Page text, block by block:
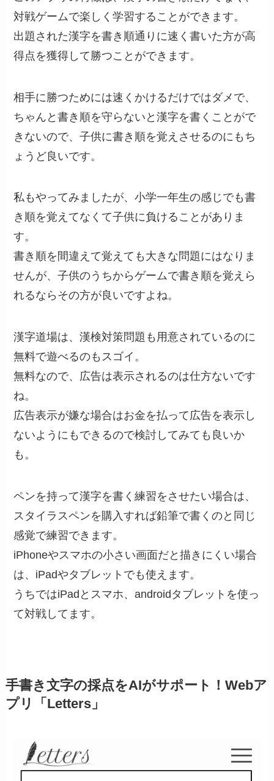
対戦ゲームで楽しく学習することができます。
出題された漢字を書き順通りに速く書いた方が高
得点を獲得して勝つことができます。
相手に勝つためには速くかけるだけではダメで、
ちゃんと書き順を守らないと漢字を書くことがで
きないので、子供に書き順を覚えさせるのにもち
ょうど良いです。
私もやってみましたが、小学一年生の感じでも書
き順を覚えてなくて子供に負けることがありま
す。
書き順を間違えて覚えても大きな問題にはなりま
せんが、子供のうちからゲームで書き順を覚えら
れるならその方が良いですよね。
漢字道場は、漢検対策問題も用意されているのに
無料で遊べるのもスゴイ。
無料なので、広告は表示されるのは仕方ないです
ね。
広告表示が嫌な場合はお金を払って広告を表示し
ないようにもできるので検討してみても良いか
も。
ペンを持って漢字を書く練習をさせたい場合は、
スタイラスペンを購入すれば鉛筆で書くのと同じ
感覚で練習できます。
iPhoneやスマホの小さい画面だと描きにくい場合
は、iPadやタブレットでも使えます。
うちではiPadとスマホ、androidタブレットを使っ
て対戦してます。
手書き文字の採点をAIがサポート！Webア
プリ「Letters」